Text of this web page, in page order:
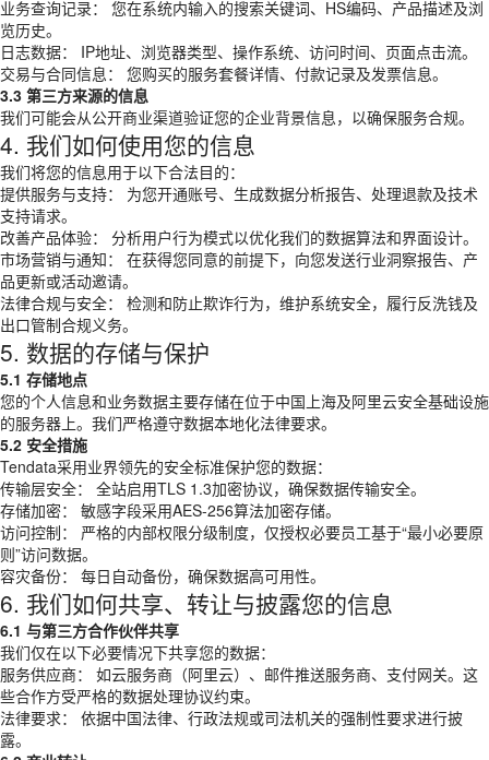
业务查询记录： 您在系统内输入的搜索关键词、HS编码、产品描述及浏
览历史。
日志数据： IP地址、浏览器类型、操作系统、访问时间、页面点击流。
交易与合同信息： 您购买的服务套餐详情、付款记录及发票信息。
3.3 第三方来源的信息
我们可能会从公开商业渠道验证您的企业背景信息，以确保服务合规。
4. 我们如何使用您的信息
我们将您的信息用于以下合法目的：
提供服务与支持： 为您开通账号、生成数据分析报告、处理退款及技术
支持请求。
改善产品体验： 分析用户行为模式以优化我们的数据算法和界面设计。
市场营销与通知： 在获得您同意的前提下，向您发送行业洞察报告、产
品更新或活动邀请。
法律合规与安全： 检测和防止欺诈行为，维护系统安全，履行反洗钱及
出口管制合规义务。
5. 数据的存储与保护
5.1 存储地点
您的个人信息和业务数据主要存储在位于中国上海及阿里云安全基础设施
的服务器上。我们严格遵守数据本地化法律要求。
5.2 安全措施
Tendata采用业界领先的安全标准保护您的数据：
传输层安全： 全站启用TLS 1.3加密协议，确保数据传输安全。
存储加密： 敏感字段采用AES-256算法加密存储。
访问控制： 严格的内部权限分级制度，仅授权必要员工基于“最小必要原
则”访问数据。
容灾备份： 每日自动备份，确保数据高可用性。
6. 我们如何共享、转让与披露您的信息
6.1 与第三方合作伙伴共享
我们仅在以下必要情况下共享您的数据：
服务供应商： 如云服务商（阿里云）、邮件推送服务商、支付网关。这
些合作方受严格的数据处理协议约束。
法律要求： 依据中国法律、行政法规或司法机关的强制性要求进行披
露。